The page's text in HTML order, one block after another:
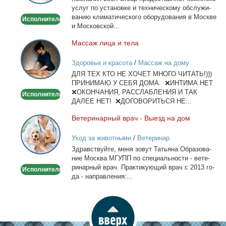
Исполнитель
услуг по уста­нов­ке и тех­ни­че­ско­му об­слу­жи­
ва­нию кли­ма­ти­че­ско­го обо­ру­до­ва­ния в Москве
и Мос­ков­ской...
Массаж
лица
и
тела
Исполнитель
Мас­саж ли­ца и те­ла
Здоровье и красота/ Массаж на дому
ДЛЯ ТЕХ КТО НЕ ХОЧЕТ МНОГО ЧИТАТЬ!)))
ПРИНИМАЮ У СЕБЯ ДОМА. ❌ИНТИМА НЕТ
❌ОКОНЧАНИЯ, РАССЛАБЛЕНИЯ И ТАК
ДАЛЕЕ НЕТ! ❌ДОГОВОРИТЬСЯ НЕ...
Ветеринарный
врач
-
Выезд
дом
Исполнитель
Ве­те­ри­нар­ный врач - Вы­езд на дом
Уход за животными/ Ветеринар
Здрав­ствуй­те, ме­ня зо­вут Та­тья­на Об­ра­зо­ва­
ние Москва МГУПП по спе­ци­аль­но­сти - ве­те­
ри­нар­ный врач. Прак­ти­ку­ю­щий врач с 2013 го­
да - на­прав­ле­ния:...